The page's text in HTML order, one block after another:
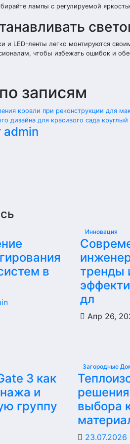
лампы с регулируемой
и LED-ленты легко монтируются
чтобы избежать ошибок и
записям
кровли при реконструкции для
дизайна для красивого сада круглый
admin
в
Инновация
тренды
дл
Апр 26,
3 как
и
группу
Загородные
выбора
23.07.2026